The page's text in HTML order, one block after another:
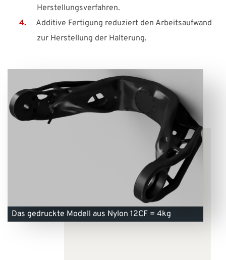
Herstellungsverfahren.
Additive Fertigung reduziert den Arbeitsaufwand
zur Herstellung der Halterung.
Das gedruckte Modell aus Nylon 12CF = 4kg